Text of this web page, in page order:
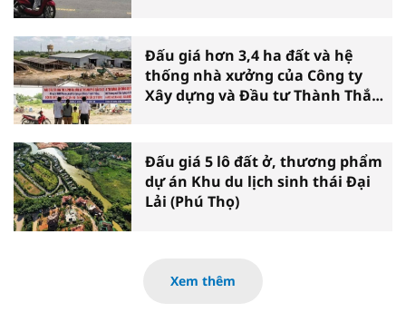
Đấu giá hơn 3,4 ha đất và hệ
thống nhà xưởng của Công ty
Xây dựng và Đầu tư Thành Thắng
Đấu giá 5 lô đất ở, thương phẩm
dự án Khu du lịch sinh thái Đại
Lải (Phú Thọ)
Xem thêm